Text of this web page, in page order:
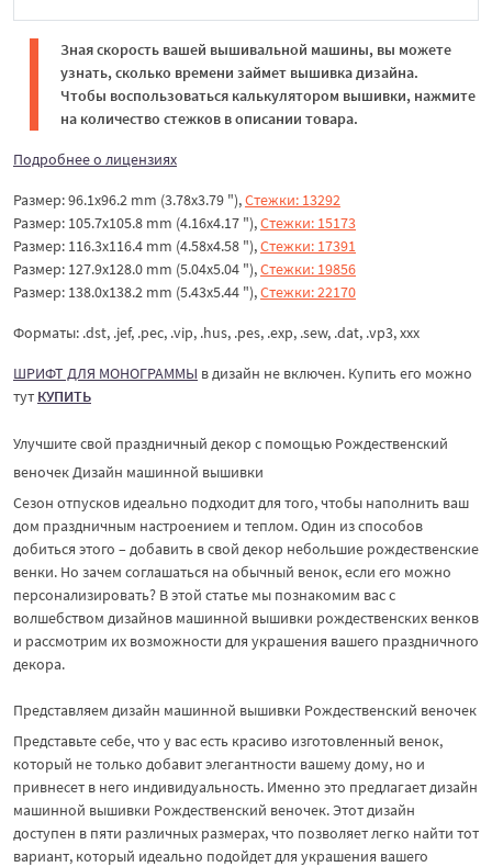
В корзине
Зная скорость вашей вышивальной машины, вы можете
узнать, сколько времени займет вышивка дизайна.
Чтобы воспользоваться калькулятором вышивки, нажмите
на количество стежков в описании товара.
Подробнее о лицензиях
Размер: 96.1x96.2 mm (3.78x3.79 "),Стежки: 13292
Размер: 105.7x105.8 mm (4.16x4.17 "),Стежки: 15173
Размер: 116.3x116.4 mm (4.58x4.58 "),Стежки: 17391
Размер: 127.9x128.0 mm (5.04x5.04 "),Стежки: 19856
Размер: 138.0x138.2 mm (5.43x5.44 "),Стежки: 22170
Форматы: .dst, .jef, .pec, .vip, .hus, .pes, .exp, .sew, .dat, .vp3, xxx
ШРИФТ ДЛЯ МОНОГРАММЫ в дизайн не включен. Купить его можно
тут КУПИТЬ
Улучшите свой праздничный декор с помощью Рождественский
веночек Дизайн машинной вышивки
Сезон отпусков идеально подходит для того, чтобы наполнить ваш
дом праздничным настроением и теплом. Один из способов
добиться этого – добавить в свой декор небольшие рождественские
венки. Но зачем соглашаться на обычный венок, если его можно
персонализировать? В этой статье мы познакомим вас с
волшебством дизайнов машинной вышивки рождественских венков
и рассмотрим их возможности для украшения вашего праздничного
декора.
Представляем дизайн машинной вышивки Рождественский веночек
Представьте себе, что у вас есть красиво изготовленный венок,
который не только добавит элегантности вашему дому, но и
привнесет в него индивидуальность. Именно это предлагает дизайн
машинной вышивки Рождественский веночек. Этот дизайн
доступен в пяти различных размерах, что позволяет легко найти тот
вариант, который идеально подойдет для украшения вашего